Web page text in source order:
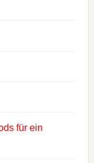
für ein